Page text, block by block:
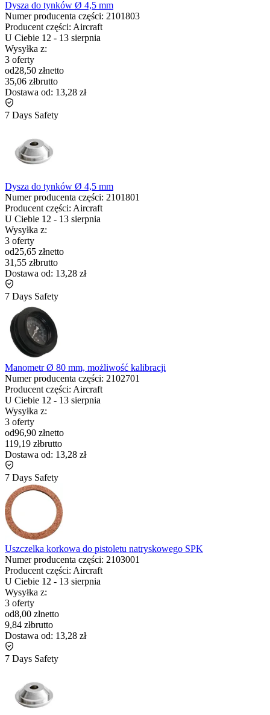
Dysza do tynków Ø 4,5 mm
Numer producenta części: 2101803
Producent części: Aircraft
U Ciebie 12 - 13 sierpnia
Wysyłka z:
3 oferty
od28,50 złnetto
35,06 złbrutto
Dostawa od: 13,28 zł
7 Days Safety
Dysza do tynków Ø 4,5 mm
Numer producenta części: 2101801
Producent części: Aircraft
U Ciebie 12 - 13 sierpnia
Wysyłka z:
3 oferty
od25,65 złnetto
31,55 złbrutto
Dostawa od: 13,28 zł
7 Days Safety
Manometr Ø 80 mm, możliwość kalibracji
Numer producenta części: 2102701
Producent części: Aircraft
U Ciebie 12 - 13 sierpnia
Wysyłka z:
3 oferty
od96,90 złnetto
119,19 złbrutto
Dostawa od: 13,28 zł
7 Days Safety
Uszczelka korkowa do pistoletu natryskowego SPK
Numer producenta części: 2103001
Producent części: Aircraft
U Ciebie 12 - 13 sierpnia
Wysyłka z:
3 oferty
od8,00 złnetto
9,84 złbrutto
Dostawa od: 13,28 zł
7 Days Safety